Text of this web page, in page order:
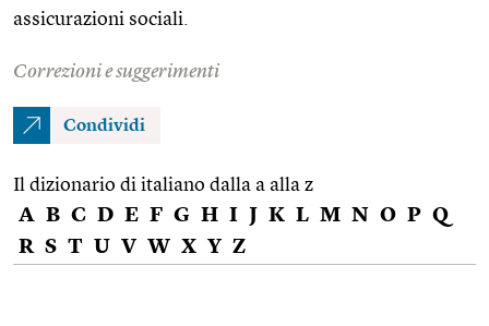
assicurazioni sociali.
Correzioni e suggerimenti
Condividi
Il dizionario di italiano dalla a alla z
A B C D E F G H I J K L M N O P Q
R S T U V W X Y Z